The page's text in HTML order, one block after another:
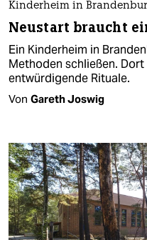
Kinderheim in
Neustart braucht
Ein Kinderheim in
Methoden schließen.
entwürdigende Rituale.
Von Gareth Joswig